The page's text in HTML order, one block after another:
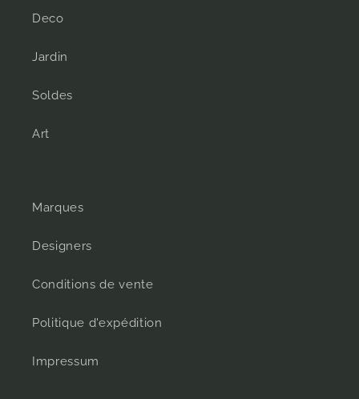
Deco
Jardin
Soldes
Art
Marques
Designers
Conditions de vente
Politique d'expédition
Impressum